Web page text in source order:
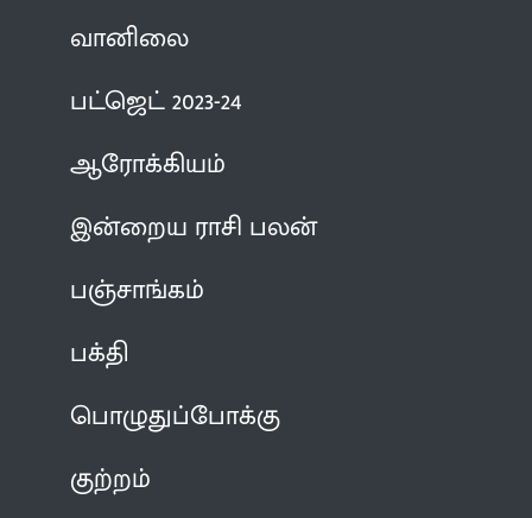
வானிலை
பட்ஜெட் 2023-24
ஆரோக்கியம்
இன்றைய ராசி பலன்
பஞ்சாங்கம்
பக்தி
பொழுதுப்போக்கு
குற்றம்